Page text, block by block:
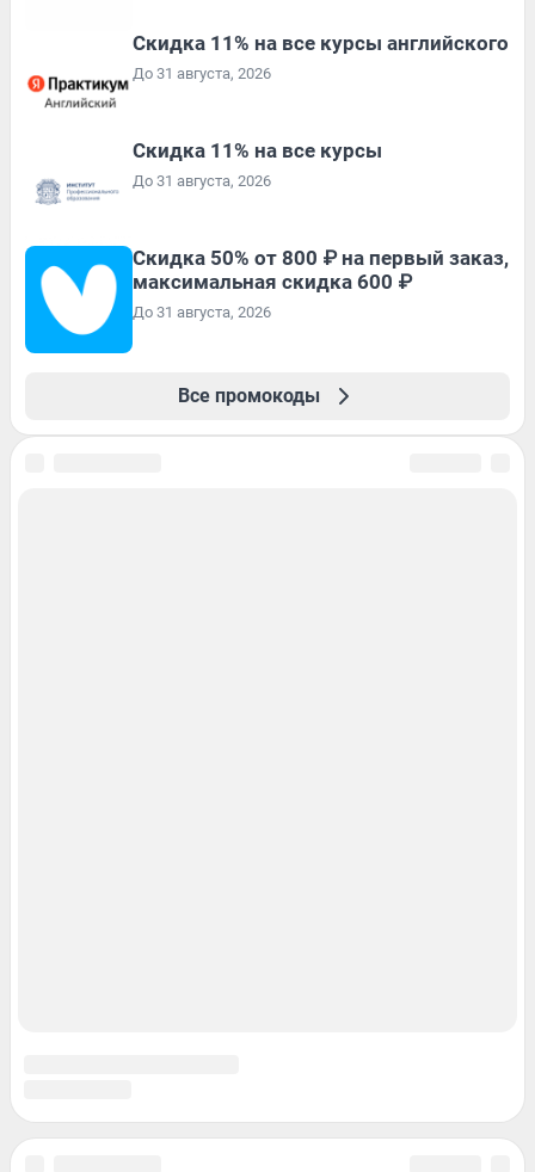
Скидка 11% на все курсы английского
До 31 августа, 2026
Скидка 11% на все курсы
До 31 августа, 2026
Скидка 50% от 800 ₽ на первый заказ,
максимальная скидка 600 ₽
До 31 августа, 2026
Все промокоды